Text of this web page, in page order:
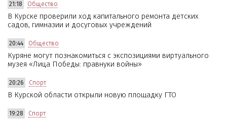
21:18 Общество
В Курске проверили ход капитального ремонта детских
садов, гимназии и досуговых учреждений
20:44 Общество
Куряне могут познакомиться с экспозициями виртуального
музея «Лица Победы: правнуки войны»
20:26 Спорт
В Курской области открыли новую площадку ГТО
19:28 Спорт